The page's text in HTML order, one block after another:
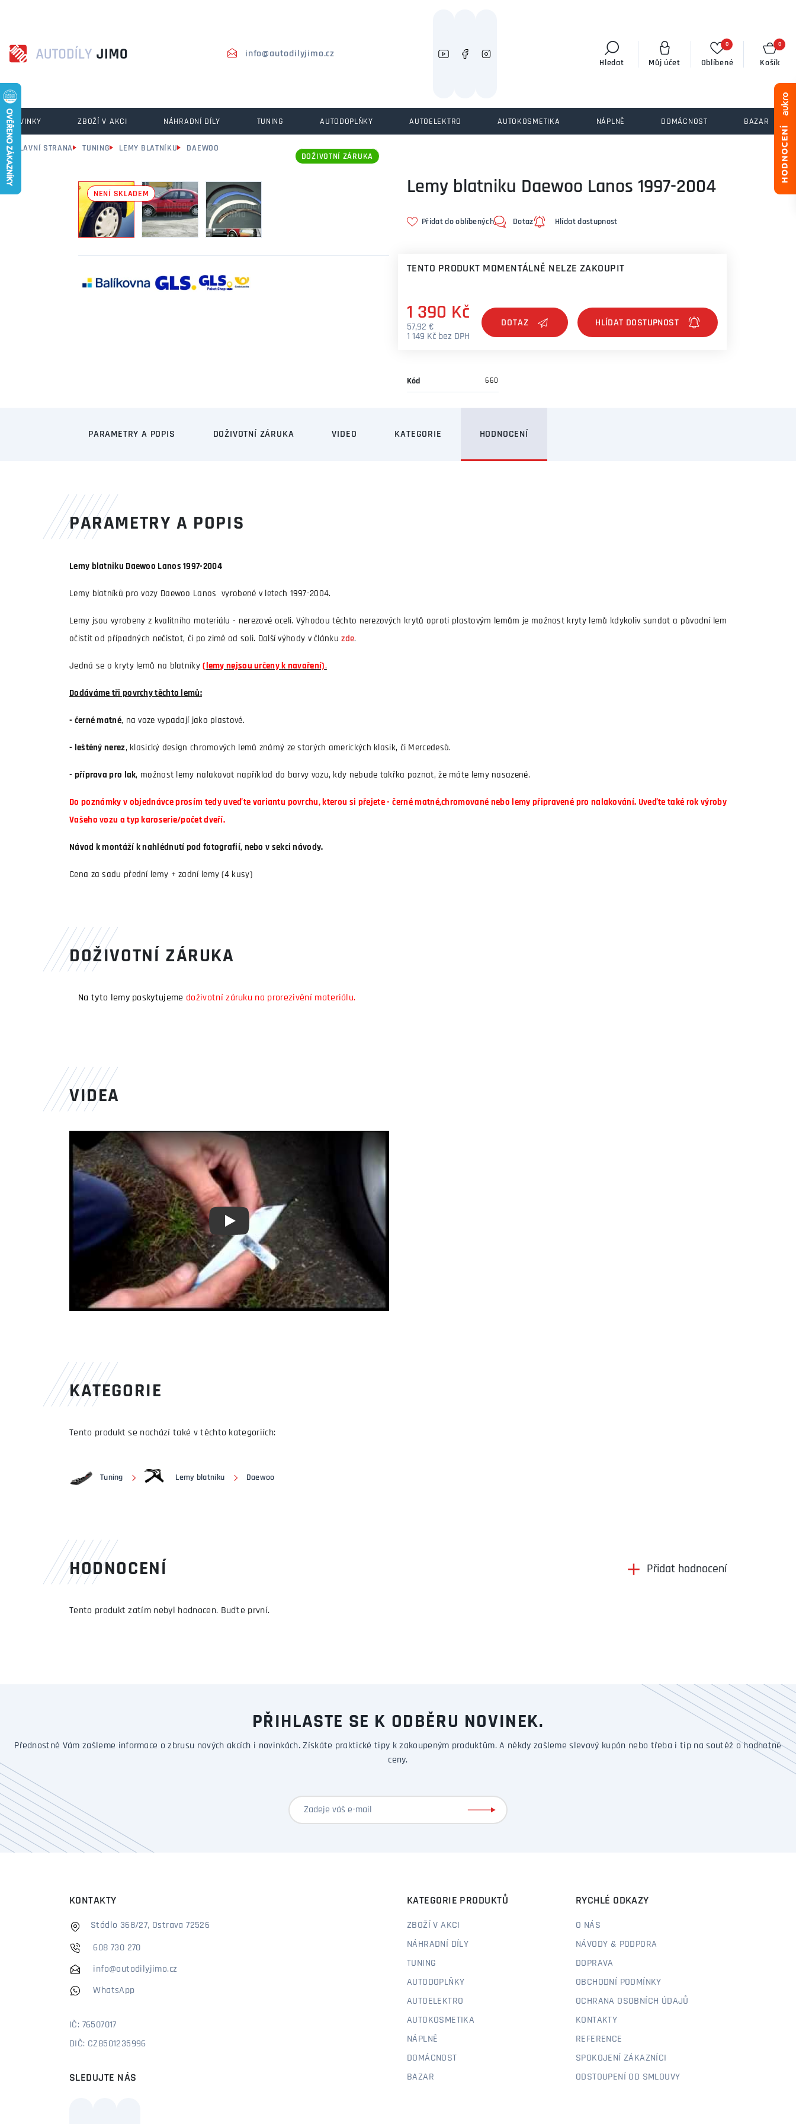
info@autodilyjimo.cz
Hledat Můj účet
0
Oblíbené
0
Košík
NOVINKY ZBOŽÍ V AKCI NÁHRADNÍ DÍLY TUNING AUTODOPLŇKY AUTOELEKTRO AUTOKOSMETIKA NÁPLNĚ DOMÁCNOST BAZAR
HLAVNÍ STRANA TUNING LEMY BLATNÍKU DAEWOO
NENÍ SKLADEM
DOŽIVOTNÍ ZÁRUKA
Lemy blatniku Daewoo Lanos 1997-2004
Přidat do oblíbených Dotaz Hlídat dostupnost
TENTO PRODUKT MOMENTÁLNĚ NELZE ZAKOUPIT
1 390 Kč
57,92 €
1 149 Kč bez DPH
DOTAZ
Kód 660
PARAMETRY A POPIS DOŽIVOTNÍ ZÁRUKA VIDEO KATEGORIE HODNOCENÍ
PARAMETRY A POPIS
Lemy blatniku Daewoo Lanos 1997-2004
Lemy blatníků pro vozy Daewoo Lanos vyrobené v letech 1997-2004.
Lemy jsou vyrobeny z kvalitního materiálu - nerezové oceli. Výhodou těchto nerezových krytů oproti plastovým lemům je možnost kryty lemů kdykoliv sundat a původní lem
očistit od případných nečistot, či po zimě od soli. Další výhody v článkuzde.
Jedná se o kryty lemů na blatníky(lemy nejsou určeny k navaření).
Dodáváme tři povrchy těchto lemů:
- černé matné, na voze vypadají jako plastové.
- leštěný nerez, klasický design chromových lemů známý ze starých amerických klasik, či Mercedesů.
- příprava pro lak, možnost lemy nalakovat například do barvy vozu, kdy nebude takřka poznat, že máte lemy nasazené.
Do poznámky v objednávce prosím tedy uveďte variantu povrchu, kterou si přejete - černé matné,chromované nebo lemy připravené pro nalakování. Uveďte také rok výroby
Vašeho vozu a typ karoserie/počet dveří.
Návod k montáží k nahlédnutí pod fotografií, nebo v sekci návody.
Cena za sadu přední lemy + zadní lemy (4 kusy)
DOŽIVOTNÍ ZÁRUKA
Na tyto lemy poskytujeme doživotní záruku na prorezivění materiálu.
VIDEA
Youtube video
KATEGORIE
Tento produkt se nachází také v těchto kategoriích:
Tuning Lemy blatníku Daewoo
HODNOCENÍ Přidat hodnocení
Tento produkt zatím nebyl hodnocen. Buďte první.
PŘIHLASTE SE K ODBĚRU NOVINEK.
Přednostně Vám zašleme informace o zbrusu nových akcích i novinkách. Získáte praktické tipy k zakoupeným produktům. A někdy zašleme slevový kupón nebo třeba i tip na soutěž o hodnotné
ceny.
KONTAKTY
Stádlo 368/27, Ostrava 72526
608 730 270
info@autodilyjimo.cz
WhatsApp
IČ: 76507017
DIČ: CZ8501235996
SLEDUJTE NÁS
KATEGORIE PRODUKTŮ
ZBOŽÍ V AKCI
NÁHRADNÍ DÍLY
TUNING
AUTODOPLŇKY
AUTOELEKTRO
AUTOKOSMETIKA
NÁPLNĚ
DOMÁCNOST
BAZAR
RYCHLÉ ODKAZY
O NÁS
NÁVODY & PODPORA
DOPRAVA
OBCHODNÍ PODMÍNKY
OCHRANA OSOBNÍCH ÚDAJŮ
KONTAKTY
REFERENCE
SPOKOJENÍ ZÁKAZNÍCI
ODSTOUPENÍ OD SMLOUVY
Můžeme vám pomoci něco najít?